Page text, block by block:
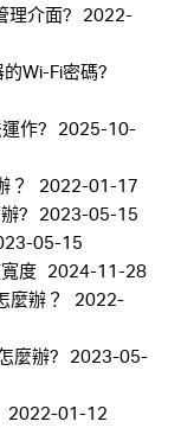
理介面? 2022-
Wi-Fi密碼?
作? 2025-10-
？
2022-01-17
? 2023-05-15
05-15
度 2024-11-28
麼辦？
2022-
麼辦? 2023-05-
2022-01-12